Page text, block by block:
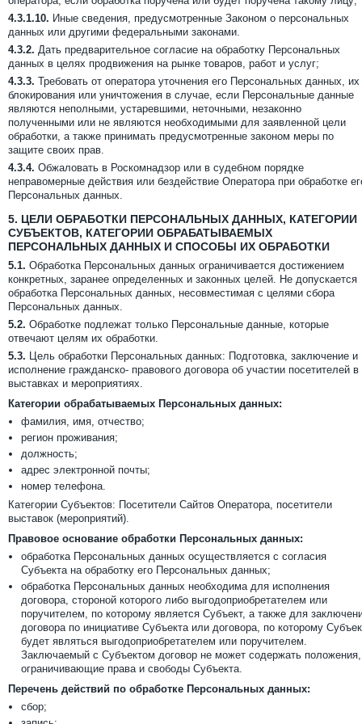
4.3.1.10. Иные сведения, предусмотренные Законом о персональных
данных или другими федеральными законами.
4.3.2. Дать предварительное согласие на обработку Персональных
данных в целях продвижения на рынке товаров, работ и услуг;
4.3.3. Требовать от оператора уточнения его Персональных данных, их
блокирования или уничтожения в случае, если Персональные данные
являются неполными, устаревшими, неточными, незаконно
полученными или не являются необходимыми для заявленной цели
обработки, а также принимать предусмотренные законом меры по
защите своих прав.
4.3.4. Обжаловать в Роскомнадзор или в судебном порядке
неправомерные действия или бездействие Оператора при обработке
Персональных данных.
5. ЦЕЛИ ОБРАБОТКИ ПЕРСОНАЛЬНЫХ ДАННЫХ, КАТЕГОРИИ
СУБЪЕКТОВ, КАТЕГОРИИ ОБРАБАТЫВАЕМЫХ
ПЕРСОНАЛЬНЫХ ДАННЫХ И СПОСОБЫ ИХ ОБРАБОТКИ
5.1. Обработка Персональных данных ограничивается достижением
конкретных, заранее определенных и законных целей. Не допускается
обработка Персональных данных, несовместимая с целями сбора
Персональных данных.
5.2. Обработке подлежат только Персональные данные, которые
отвечают целям их обработки.
5.3. Цель обработки Персональных данных: Подготовка, заключение и
исполнение гражданско- правового договора об участии посетителей в
выставках и мероприятиях.
Категории обрабатываемых Персональных данных:
фамилия, имя, отчество;
регион проживания;
должность;
адрес электронной почты;
номер телефона.
Категории Субъектов: Посетители Сайтов Оператора, посетители
выставок (мероприятий).
Правовое основание обработки Персональных данных:
обработка Персональных данных осуществляется с согласия
Субъекта на обработку его Персональных данных;
обработка Персональных данных необходима для исполнения
договора, стороной которого либо выгодоприобретателем или
поручителем, по которому является Субъект, а также для
договора по инициативе Субъекта или договора, по которому
будет являться выгодоприобретателем или поручителем.
Заключаемый с Субъектом договор не может содержать положения,
ограничивающие права и свободы Субъекта.
Перечень действий по обработке Персональных данных:
сбор;